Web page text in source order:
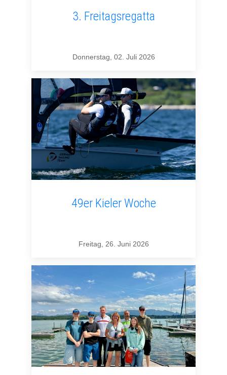
3. Freitagsregatta
Donnerstag, 02. Juli 2026
49er Kieler Woche
Freitag, 26. Juni 2026